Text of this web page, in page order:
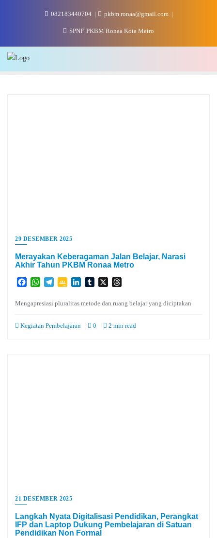
082183440704 pkbm.ronaa@gmail.com
SPNF. PKBM Ronaa Kota Metro
29 DESEMBER 2025
Merayakan Keberagaman Jalan Belajar, Narasi
Akhir Tahun PKBM Ronaa Metro
FacebookWhatsApp
TelegramGoogleLinkedInTumblr
X
Mengapresiasi pluralitas metode dan ruang belajar yang diciptakan
Kegiatan Pembelajaran 0 2 min read
21 DESEMBER 2025
Langkah Nyata Digitalisasi Pendidikan, Perangkat
IFP dan Laptop Dukung Pembelajaran di Satuan
Pendidikan Non Formal